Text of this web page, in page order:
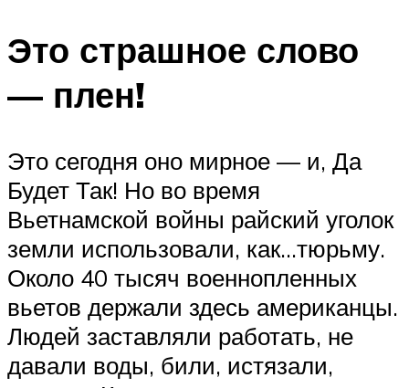
Это страшное слово
— плен!
Это сегодня оно мирное — и, Да
Будет Так! Но во время
Вьетнамской войны райский уголок
земли использовали, как…тюрьму.
Около 40 тысяч военнопленных
вьетов держали здесь американцы.
Людей заставляли работать, не
давали воды, били, истязали,